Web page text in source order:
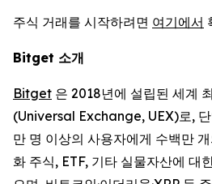
주식 거래를 시작하려면 여기에서
Bitget 소개
Bitget 은 2018년에 설립된 세계
(Universal Exchange, UEX)로,
만 명 이상의 사용자에게 수백만
화 주식, ETF, 기타 실물자산에 대